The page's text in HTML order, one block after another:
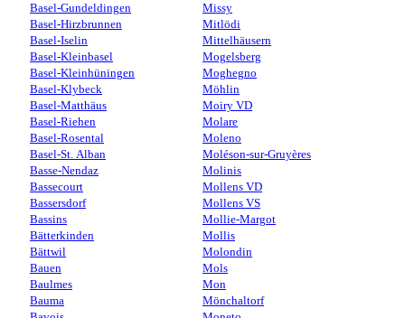
Basel-Gundeldingen
Basel-Hirzbrunnen
Basel-Iselin
Basel-Kleinbasel
Basel-Kleinhüningen
Basel-Klybeck
Basel-Matthäus
Basel-Riehen
Basel-Rosental
Basel-St. Alban
Basse-Nendaz
Bassecourt
Bassersdorf
Bassins
Bätterkinden
Bättwil
Bauen
Baulmes
Bauma
Missy
Mitlödi
Mittelhäusern
Mogelsberg
Moghegno
Möhlin
Moiry VD
Molare
Moleno
Moléson-sur-Gruyères
Molinis
Mollens VD
Mollens VS
Mollie-Margot
Mollis
Molondin
Mols
Mon
Mönchaltorf